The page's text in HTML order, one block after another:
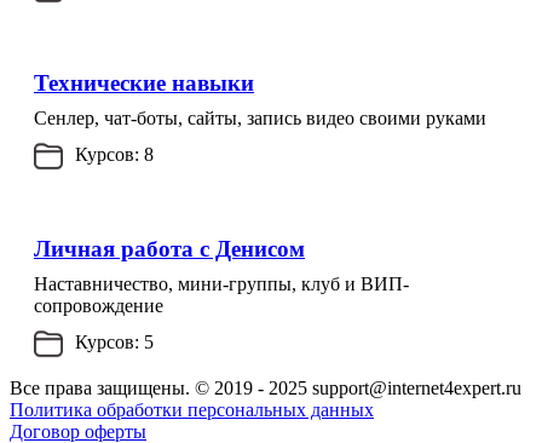
Технические навыки
Сенлер, чат-боты, сайты, запись видео своими руками
Курсов: 8
Личная работа с Денисом
Наставничество, мини-группы, клуб и ВИП-
сопровождение
Курсов: 5
Все права защищены. © 2019 - 2025 support@internet4expert.ru
Политика обработки персональных данных
Договор оферты